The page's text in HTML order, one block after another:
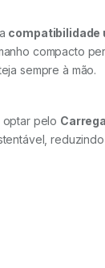
compatibilidade
compacto
sempre à mão.
optar pelo